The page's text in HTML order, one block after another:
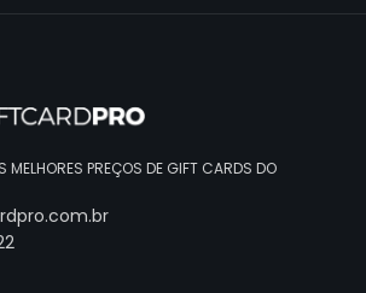
MELHORES PREÇOS DE GIFT CARDS DO